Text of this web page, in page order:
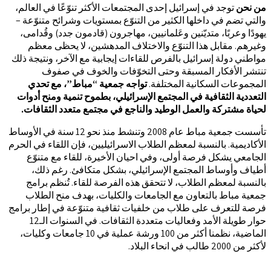
من نحنتوجد في إسرائيل إحدى المجتمعات الأكثر تنوّعًا في العالم،
والتي تضم في داخلها الكثير من التنوّع بمستويات وشرائح متنوّعة –
يهودًا وعربًا، متديّنين وعَلمانيين، مهاجرون (قادمون جدد) وقُدامى،
وغيرهم. مقابل هذا التنوّع والاختلاف المدهشين، لا يحظى معظم
مواطني دولة إسرائيل بالفرص للقاءات إيجابية مع الآخر، ونتيجة ذلك
تنتشر الأفكار المسبقة وحتى التخوّفات والخوف في صفوف
المجموعات السكانية المختلفة.تواجه جمعية “مباط”، مع تحدي
التعددية الثقافية في المجتمع الإسرائيلي، بطموح تنمية ومنح أدوات
لحياة مشتركة والعمل الوطيد والناجع في مجتمع متعدد الثقافات.
تأسست جمعية مباط عام 2008 وتنشط منذ نحو 12 سنة في الأوساط
الأكاديمية. بالنسبة لمعظم الطلاب الاسرائيليين، فإن اللقاء في الحرم
الجامعي يشكل فرصة أولى، وفي احيان الأخيرة، للقاء مع متنوّع
أطياف وأوساط المجتمع الإسرائيلي، بشكل متكافئ. رغم ذلك،
بالنسبة لمعظم الطلاب، لا تتحقق هذه الفرصة للقاء. تُنظم برامج
جمعية مباط بالتعاون مع الجامعات والكليات، بهدف منح الطلاب
فرصة للتعرف على طلاب من خلفيات ثقافية متنوّعة في إطار برامج
حوار طويلة الأمد وفعاليات متعددة الثقافات. في السنوات الـ12
الماضية، نظمنا أكثر من 100 ورشة عملية في 10 جامعات وكليات،
لأكثر من 2000 طالب في انحاء البلاد.